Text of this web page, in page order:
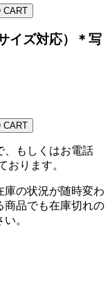
イズ対応）＊写
、もしくはお電話
おります。
の状況が随時変わ
商品でも在庫切れの
。